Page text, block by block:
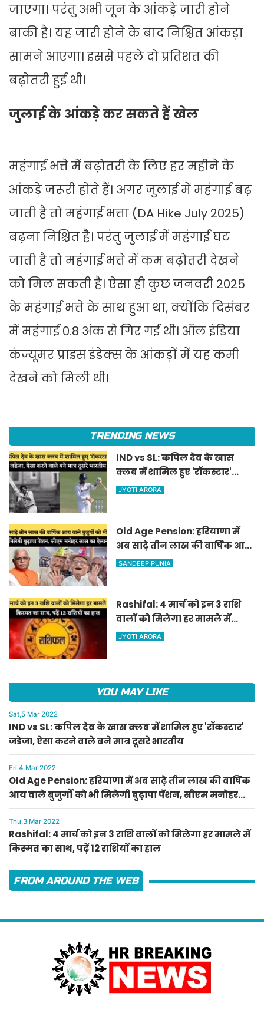
जाएगा। परंतु अभी जून के आंकड़े जारी होने
बाकी है। यह जारी होने के बाद निश्चित आंकड़ा
सामने आएगा। इससे पहले दो प्रतिशत की
बढ़ोतरी हुई थी।
जुलाई के आंकड़े कर सकते हैं खेल
महंगाई भत्ते में बढ़ोतरी के लिए हर महीने के
आंकड़े जरूरी होते हैं। अगर जुलाई में महंगाई बढ़
जाती है तो महंगाई भत्ता (DA Hike July 2025)
बढ़ना निश्चित है। परंतु जुलाई में महंगाई घट
जाती है तो महंगाई भत्ते में कम बढ़ोतरी देखने
को मिल सकती है। ऐसा ही कुछ जनवरी 2025
के महंगाई भत्ते के साथ हुआ था, क्योंकि दिसंबर
में महंगाई 0.8 अंक से गिर गई थी। ऑल इंडिया
कंज्यूमर प्राइस इंडेक्स के आंकड़ों में यह कमी
देखने को मिली थी।
TRENDING NEWS
IND vs SL: कपिल देव के खास
क्लब में शामिल हुए 'रॉकस्टार'
जडेजा, ऐसा करने वाले बने मात्र
JYOTI ARORA
Old Age Pension: हरियाणा में
अब साढ़े तीन लाख की वार्षिक आय
वाले बुजुर्गों को भी मिलेगी बुढ़ापा
SANDEEP PUNIA
Rashifal: 4 मार्च को इन 3 राशि
वालों को मिलेगा हर मामले में
किस्मत का साथ, पढ़ें 12 राशियों का
JYOTI ARORA
YOU MAY LIKE
Sat,5 Mar 2022
IND vs SL: कपिल देव के खास क्लब में शामिल हुए 'रॉकस्टार'
जडेजा, ऐसा करने वाले बने मात्र दूसरे भारतीय
Fri,4 Mar 2022
Old Age Pension: हरियाणा में अब साढ़े तीन लाख की वार्षिक
आय वाले बुजुर्गों को भी मिलेगी बुढ़ापा पेंशन, सीएम मनोहर
लाल का ऐलान
Thu,3 Mar 2022
Rashifal: 4 मार्च को इन 3 राशि वालों को मिलेगा हर मामले में
किस्मत का साथ, पढ़ें 12 राशियों का हाल
FROM AROUND THE WEB